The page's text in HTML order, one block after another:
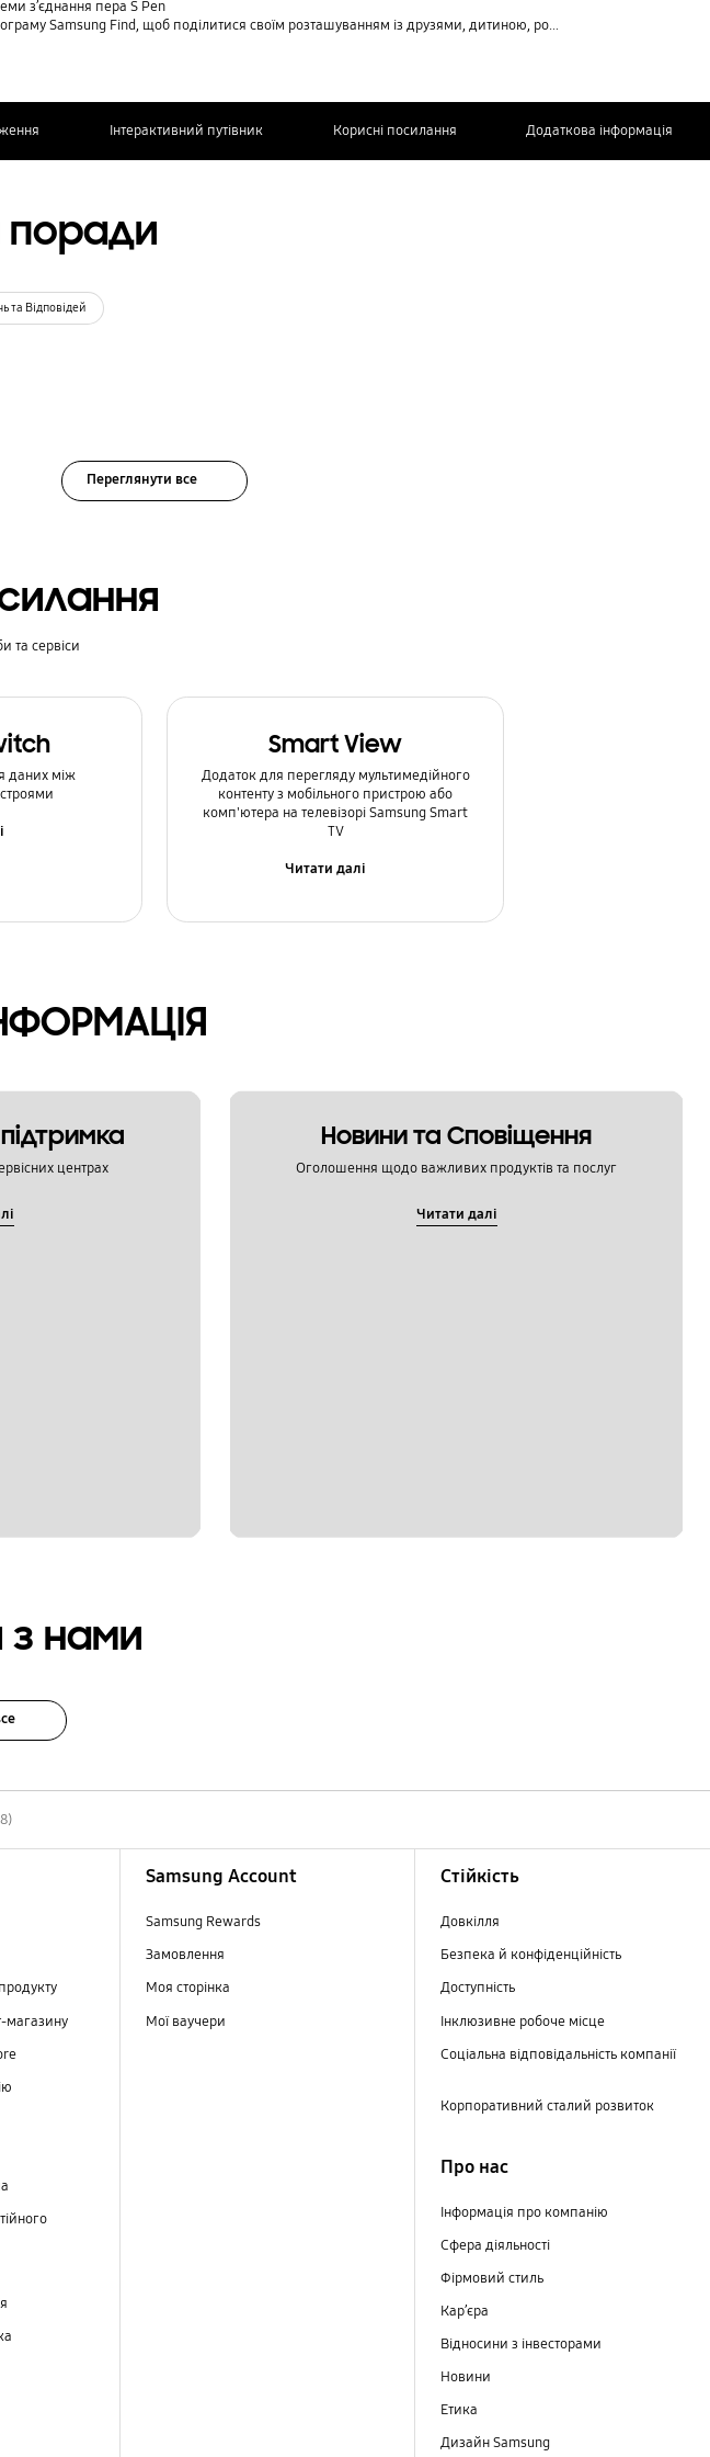
з’єднання пера S Pen
Find, щоб поділитися своїм розташуванням із друзями, дитиною, родиною та іншими контактними особами
Інтерактивний путівник Корисні посилання Додаткова інформація
поради
та Відповідей
Переглянути все
та сервіси
даних між
Smart View
Додаток для перегляду мультимедійного
контенту з мобільного пристрою або
комп'ютера на телевізорі Samsung Smart
TV
Читати далі
центрах
Новини та Сповіщення
Оголошення щодо важливих продуктів та послуг
Читати далі
з нами
магазину
Samsung Account
Samsung Rewards
Замовлення
Моя сторінка
Мої ваучери
Стійкість
Довкілля
Безпека й конфіденційність
Доступність
Інклюзивне робоче місце
Соціальна відповідальність компанії
Корпоративний сталий розвиток
Про нас
Інформація про компанію
Сфера діяльності
Фірмовий стиль
Кар’єра
Відносини з інвесторами
Новини
Етика
Дизайн Samsung